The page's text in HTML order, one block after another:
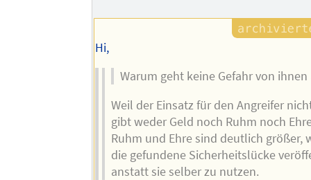
Hi,
Warum geht keine Gefahr von ihnen
Weil der Einsatz für den Angreifer
gibt weder Geld noch Ruhm noch
Ruhm und Ehre sind deutlich größer,
die gefundene Sicherheitslücke
anstatt sie selber zu nutzen.